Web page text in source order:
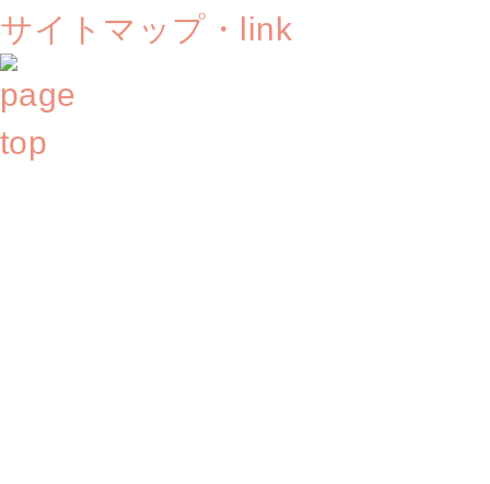
サイトマップ・link